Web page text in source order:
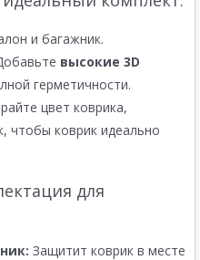
и багажник.
высокие 3D
герметичности.
цвет коврика,
чтобы коврик идеально
для
Защитит коврик в месте